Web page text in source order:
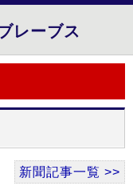
レーブス
新聞記事一覧 >>